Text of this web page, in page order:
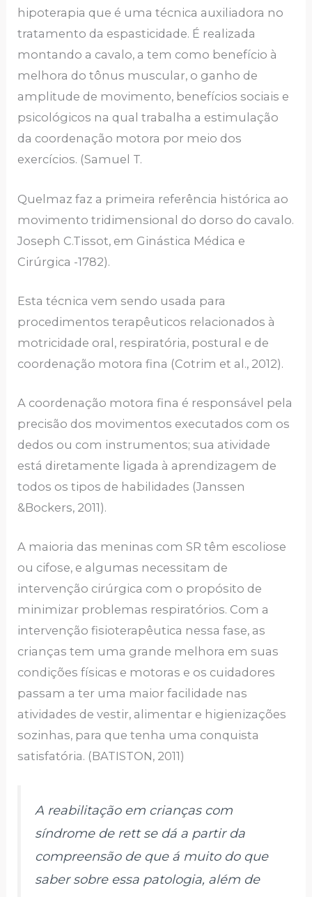
hipoterapia que é uma técnica auxiliadora no
tratamento da espasticidade. É realizada
montando a cavalo, a tem como benefício à
melhora do tônus muscular, o ganho de
amplitude de movimento, benefícios sociais e
psicológicos na qual trabalha a estimulação
da coordenação motora por meio dos
exercícios. (Samuel T.
Quelmaz faz a primeira referência histórica ao
movimento tridimensional do dorso do cavalo.
Joseph C.Tissot, em Ginástica Médica e
Cirúrgica -1782).
Esta técnica vem sendo usada para
procedimentos terapêuticos relacionados à
motricidade oral, respiratória, postural e de
coordenação motora fina (Cotrim et al., 2012).
A coordenação motora fina é responsável pela
precisão dos movimentos executados com os
dedos ou com instrumentos; sua atividade
está diretamente ligada à aprendizagem de
todos os tipos de habilidades (Janssen
&Bockers, 2011).
A maioria das meninas com SR têm escoliose
ou cifose, e algumas necessitam de
intervenção cirúrgica com o propósito de
minimizar problemas respiratórios. Com a
intervenção fisioterapêutica nessa fase, as
crianças tem uma grande melhora em suas
condições físicas e motoras e os cuidadores
passam a ter uma maior facilidade nas
atividades de vestir, alimentar e higienizações
sozinhas, para que tenha uma conquista
satisfatória. (BATISTON, 2011)
A reabilitação em crianças com
síndrome de rett se dá a partir da
compreensão de que á muito do que
saber sobre essa patologia, além de